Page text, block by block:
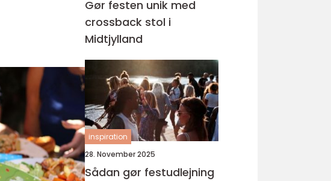
Gør festen unik med
crossback stol i
Midtjylland
inspiration
28. November 2025
Sådan gør festudlejning